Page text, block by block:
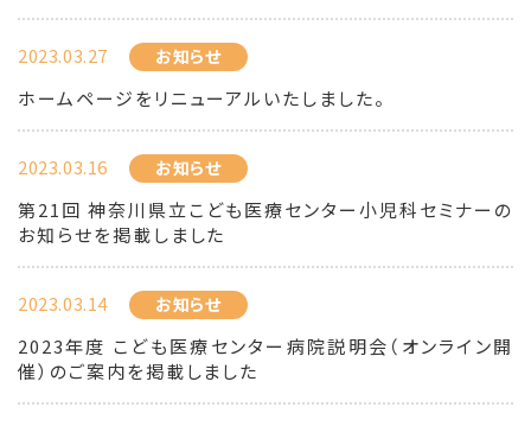
2023.03.27 お知らせ
ホームページをリニューアルいたしました。
2023.03.16 お知らせ
第21回 神奈川県立こども医療センター小児科セミナーの
お知らせを掲載しました
2023.03.14 お知らせ
2023年度 こども医療センター病院説明会（オンライン開
催）のご案内を掲載しました